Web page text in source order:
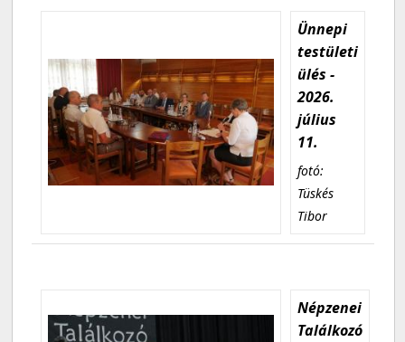
Ünnepi
testületi
ülés -
2026.
július
11.
fotó:
Tüskés
Tibor
Népzenei
Találkozó